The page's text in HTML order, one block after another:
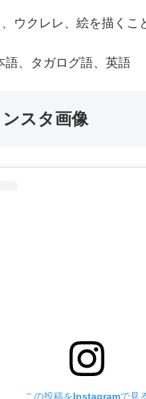
ウクレレ、絵を描くこ
語、タガログ語、英語
スタ画像
この投稿をInstagramで見